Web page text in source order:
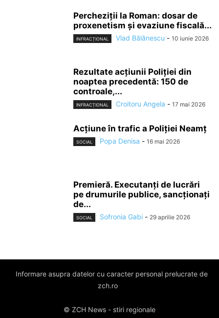
Percheziții la Roman: dosar de
proxenetism și evaziune fiscală...
INFRACȚIONAL Vlad Bălănescu - 10 iunie 2026
Rezultate acțiunii Poliției din
noaptea precedentă: 150 de
controale,...
INFRACȚIONAL Croitoru Angela - 17 mai 2026
Acțiune în trafic a Poliției Neamț
SOCIAL Popa Denisa - 16 mai 2026
Premieră. Executanți de lucrări
pe drumurile publice, sancționați
de...
SOCIAL Sofronia Gabi - 29 aprilie 2026
Informare asupra datelor cu caracter personal prelucrate de
zch.ro
© ZCH News - stiri regionale